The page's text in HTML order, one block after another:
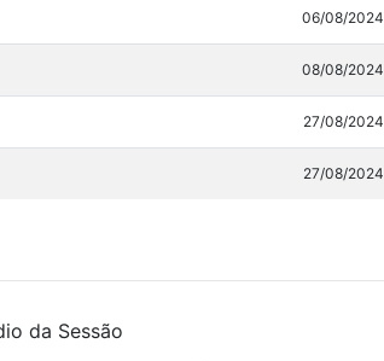
06/08/2024
08/08/2024
27/08/2024
27/08/2024
da Sessão